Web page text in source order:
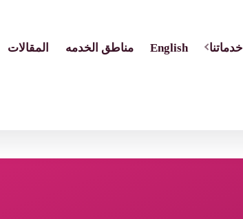
خدماتنا English مناطق الخدمه المقالات